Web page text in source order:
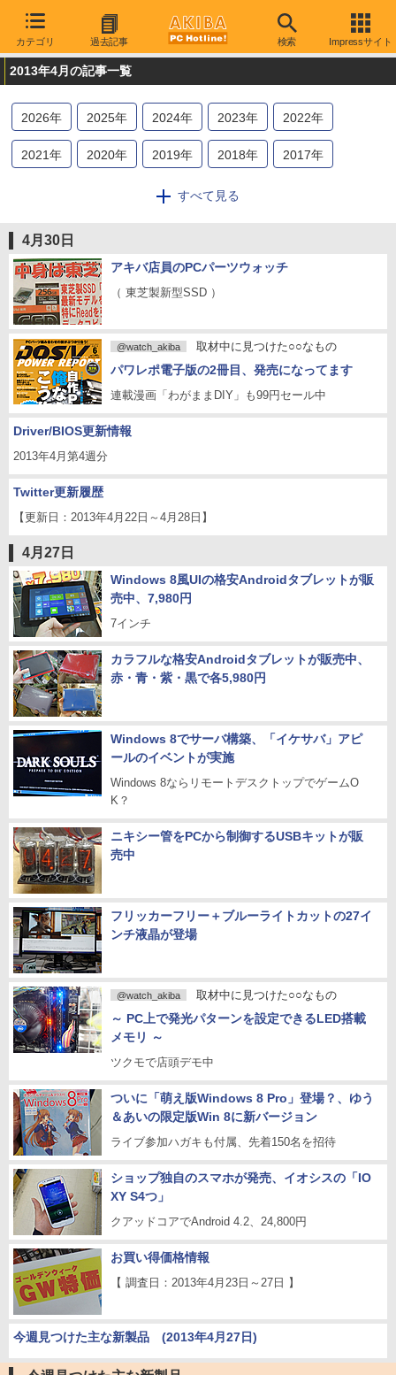
カテゴリ 過去記事 検索 Impressサイト
2013年4月の記事一覧
2026年 2025年 2024年 2023年 2022年
2021年 2020年 2019年 2018年 2017年
2014年 2013
すべて見る
4月30日
アキバ店員のPCパーツウォッチ
（ 東芝製新型SSD ）
@watch_akiba 取材中に見つけた○○なもの
パワレポ電子版の2冊目、発売になってます
連載漫画「わがままDIY」も99円セール中
Driver/BIOS更新情報
2013年4月第4週分
Twitter更新履歴
【更新日：2013年4月22日～4月28日】
4月27日
Windows 8風UIの格安Androidタブレットが販
売中、7,980円
7インチ
カラフルな格安Androidタブレットが販売中、
赤・青・紫・黒で各5,980円
Windows 8でサーバ構築、「イケサバ」アピ
ールのイベントが実施
Windows 8ならリモートデスクトップでゲームO
K？
ニキシー管をPCから制御するUSBキットが販
売中
フリッカーフリー＋ブルーライトカットの27イ
ンチ液晶が登場
@watch_akiba 取材中に見つけた○○なもの
～ PC上で発光パターンを設定できるLED搭載
メモリ ～
ツクモで店頭デモ中
ついに「萌え版Windows 8 Pro」登場？、ゆう
＆あいの限定版Win 8に新バージョン
ライブ参加ハガキも付属、先着150名を招待
ショップ独自のスマホが発売、イオシスの「IO
XY S4つ」
クアッドコアでAndroid 4.2、24,800円
お買い得価格情報
【 調査日：2013年4月23日～27日 】
今週見つけた主な新製品 (2013年4月27日)